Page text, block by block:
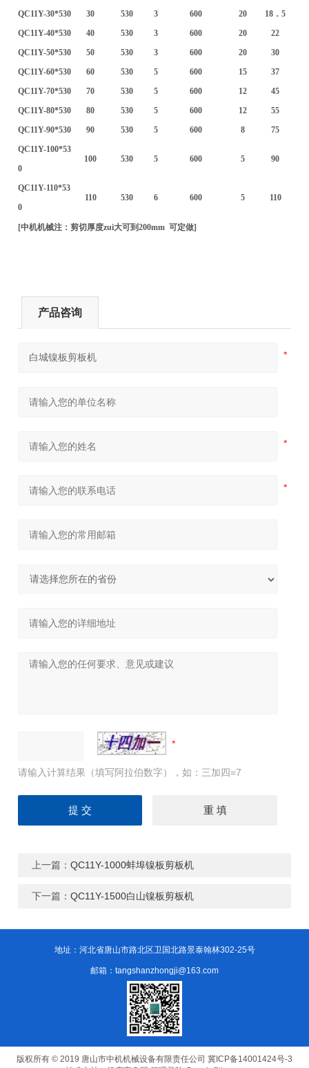
QC11Y-30*530 30 530 3 600 20
18．5
QC11Y-40*530
40 530 3 600 20
22
QC11Y-50*530
50 530 3 600 20
30
QC11Y-60*530
60 530 5 600 15
37
QC11Y-70*530
70 530 5 600 12
45
QC11Y-80*530
80 530 5 600 12
55
QC11Y-90*530
90 530 5 600 8
75
QC11Y-100*53
0
100 530 5 600 5 90
QC11Y-110*53
0
110 530 6 600 5 110
[中机机械注：剪切厚度zui大可到200mm 可定做]
产品咨询
请输入计算结果（填写阿拉伯数字），如：三加四=7
上一篇：QC11Y-1000蚌埠镍板剪板机
下一篇：QC11Y-1500白山镍板剪板机
地址：河北省唐山市路北区卫国北路景泰翰林302-25号
邮箱：tangshanzhongji@163.com
版权所有 © 2019 唐山市中机机械设备有限责任公司 冀ICP备14001424号-3